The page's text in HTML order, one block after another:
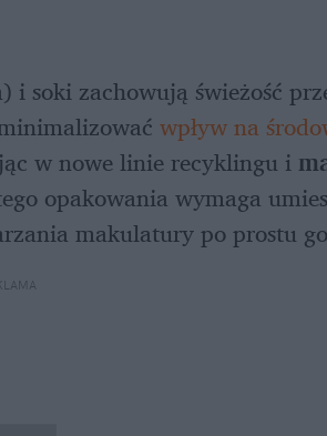
soki zachowują świeżość
wpływ na
w nowe linie recyklingu i
opakowania wymaga
makulatury po prostu